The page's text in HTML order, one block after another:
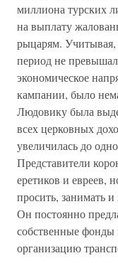
миллиона турских
на выплату
рыцарям. Учитывая,
период не
экономическое
кампании, было
Людовику была
всех церковных
увеличилась до
Представители
еретиков и евреев,
просить, занимать
Он постоянно
собственные фонды
организацию